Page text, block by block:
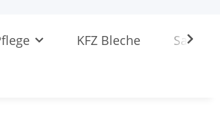
KFZ Bleche